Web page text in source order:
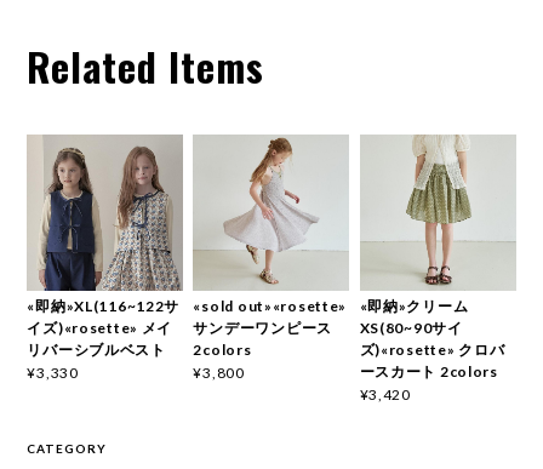
Related Items
«即納»XL(116~122サ
イズ)«rosette» メイ
リバーシブルベスト
¥3,330
«sold out»«rosette»
サンデーワンピース
2colors
¥3,800
«即納»クリーム
XS(80~90サイ
ズ)«rosette» クロバ
ースカート 2colors
¥3,420
CATEGORY